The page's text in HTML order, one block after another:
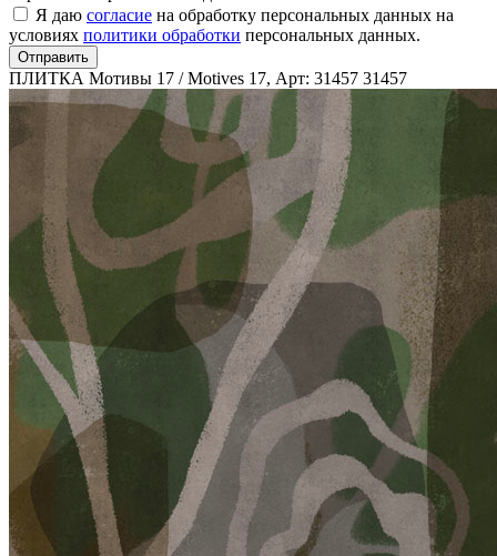
Я даю согласие на обработку персональных данных на
условиях политики обработки персональных данных.
Отправить
ПЛИТКА Мотивы 17 / Motives 17, Арт: 31457 31457